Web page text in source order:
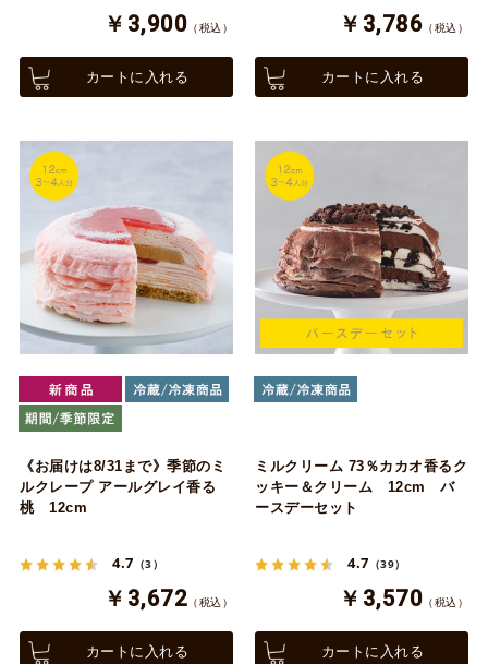
￥3,900 （税込）
カートに入れる
￥3,786 （税込）
カートに入れる
《お届けは8/31まで》季節のミ
ルクレープ アールグレイ香る
桃 12cm
4.7 （3）
￥3,672 （税込）
カートに入れる
ミルクリーム 73％カカオ香るク
ッキー＆クリーム 12cm バ
ースデーセット
4.7 （39）
￥3,570 （税込）
カートに入れる